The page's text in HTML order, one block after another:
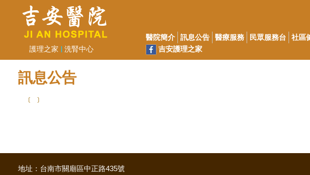
護理之家 | 洗腎中心
醫院簡介 訊息公告 醫療服務 民眾服務台 社區
吉安護理之家
訊息公告
﹝﹞
地址：台南市關廟區中正路435號